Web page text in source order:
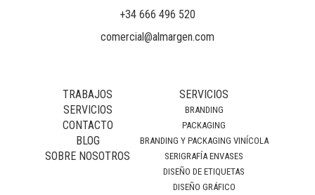
+34 666 496 520
comercial@almargen.com
TRABAJOS
SERVICIOS
CONTACTO
BLOG
SOBRE NOSOTROS
SERVICIOS
BRANDING
PACKAGING
BRANDING Y PACKAGING VINÍCOLA
SERIGRAFÍA ENVASES
DISEÑO DE ETIQUETAS
DISEÑO GRÁFICO